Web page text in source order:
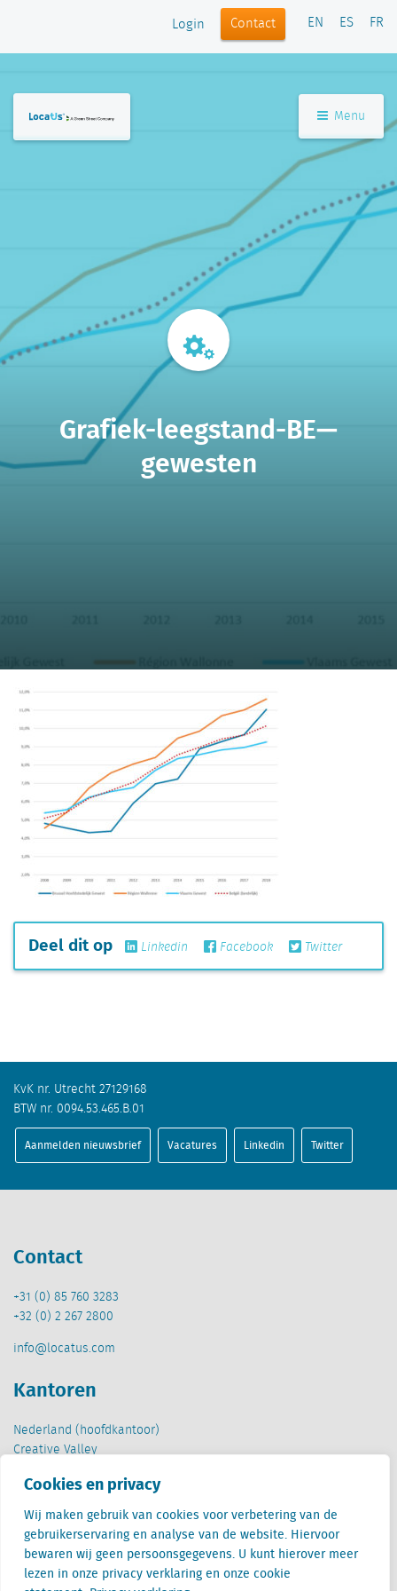
Cookies en privacy
Wij maken gebruik van cookies voor verbetering van de
gebruikerservaring en analyse van de website. Hiervoor
bewaren wij geen persoonsgegevens. U kunt hierover meer
lezen in onze privacy verklaring en onze cookie
Login Contact EN ES FR
Menu
Grafiek-leegstand-BE—
gewesten
Deel dit op Linkedin Facebook Twitter
KvK nr. Utrecht 27129168
BTW nr. 0094.53.465.B.01
Aanmelden nieuwsbrief Vacatures Linkedin Twitter
Contact
+31 (0) 85 760 3283
+32 (0) 2 267 2800
info@locatus.com
Kantoren
Nederland (hoofdkantoor)
Creative Valley
3511 ED Utrecht
België
Cantersteen 47
1000 Brussel